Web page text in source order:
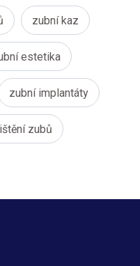
zubní kaz
estetika
zubní implantáty
zubů